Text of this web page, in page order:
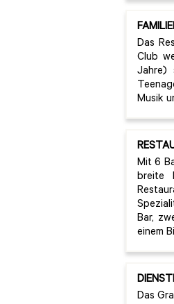
Das
Club
Jahre)
Musik
Mit 6
breite
Bar,
einem
Das